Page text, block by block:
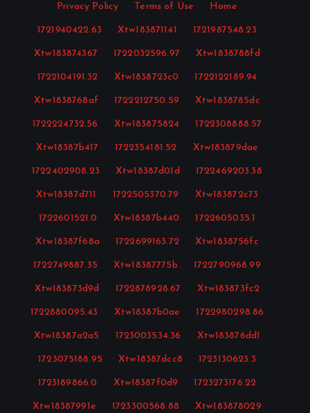
Privacy Policy · Terms of Use · Home ·
1721940422.63 · Xtw183871141 · 1721987548.23 ·
Xtw183874367 · 1722032596.97 · Xtw1838788fd ·
1722104191.32 · Xtw1838723c0 · 1722122189.94 ·
Xtw1838768af · 1722212750.59 · Xtw1838785dc ·
1722224732.56 · Xtw183875824 · 1722308888.57 ·
Xtw18387b417 · 1722354181.52 · Xtw183879dae ·
1722402908.23 · Xtw18387d01d · 1722469203.38 ·
Xtw18387d711 · 1722505370.79 · Xtw183872c73 ·
1722601521.0 · Xtw18387b440 · 1722605035.1 ·
Xtw18387f68a · 1722699163.72 · Xtw1838756fc ·
1722749887.35 · Xtw18387775b · 1722790968.99 ·
Xtw183873d9d · 1722878928.67 · Xtw183873fc2 ·
1722880095.43 · Xtw18387b0ae · 1722980298.86 ·
Xtw18387a2a5 · 1723003534.36 · Xtw183876dd1 ·
1723075188.95 · Xtw18387dcc8 · 1723130623.3 ·
1723189866.0 · Xtw18387f0d9 · 1723273176.22 ·
Xtw18387991e · 1723300568.88 · Xtw183878029 ·